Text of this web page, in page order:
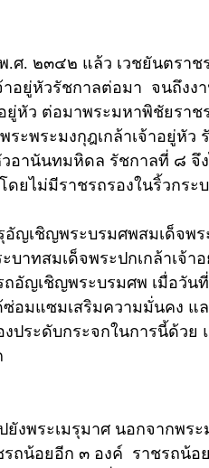
๒๓๔๒ แล้ว เวชยันตราชร
าอยู่หัวรัชกาลต่อมา จนถึงง
ยู่หัว ต่อมาพระมหาพิชัยรา
ระพระมงกุฎเกล้าเจ้าอยู่หัว
อานันทมหิดล รัชกาลที่ ๘ จึ
ดยไม่มีราชรถรองในริ้วกระ
ชิญพระบรมศพสมเด็จพระ
าทสมเด็จพระปกเกล้าเจ้า
ถอัญเชิญพระบรมศพ เมื่อวัน
อมแซมเสริมความมั่นคง แ
ประดับกระจกในการนี้ด้วย
งพระเมรุมาศ นอกจากพร
รถน้อยอีก ๓ องค์ ราชรถน้